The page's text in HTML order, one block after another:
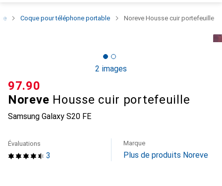
Coque pour téléphone portable Noreve Housse cuir portefeuille
2 images
Noreve Housse cuir portefeuille
Samsung Galaxy S20 FE
CHF
97.90
3
Évaluations Marque
Plus de produits Noreve